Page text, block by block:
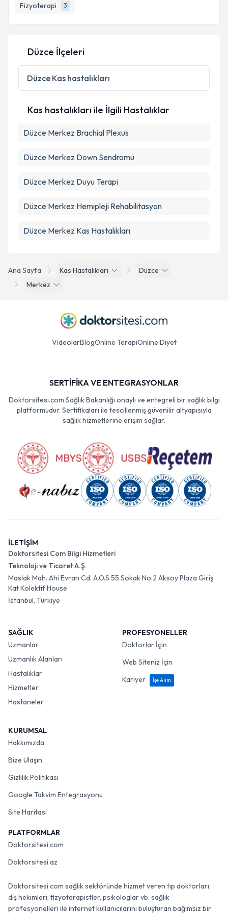
Fizyoterapi
3
E-posta Adresiniz
Kişisel verilerimin işlenmesine ilişkinAydınlatma
Metni 'ni okudum ve kişisel verilerimin belirtilen
kapsamda işlenmesini kabul ediyorum.
Takvim Talebini Gönder
Ana Sayfa Kas Hastaliklari
Düzce
Merkez
Düzce İlçeleri
Düzce Kas hastalıkları
Kas hastalıkları ile İlgili Hastalıklar
Düzce Merkez Brachial Plexus
Düzce Merkez Down Sendromu
Düzce Merkez Duyu Terapi
Düzce Merkez Hemipleji Rehabilitasyon
Düzce Merkez Kas Hastalıkları
VideolarBlogOnline TerapiOnline Diyet
SERTİFİKA VE ENTEGRASYONLAR
Doktorsitesi.com Sağlık Bakanlığı onaylı ve entegreli bir sağlık bilgi
platformudur. Sertifikaları ile tescillenmiş güvenilir altyapısıyla
sağlık hizmetlerine erişim sağlar.
İLETİŞİM
Doktorsitesi Com Bilgi Hizmetleri
Teknoloji ve Ticaret A.Ş.
Maslak Mah. Ahi Evran Cd. A.O.S 55 Sokak No:2 Aksoy Plaza Giriş
Kat Kolektif House
İstanbul, Türkiye
SAĞLIK
Uzmanlar
Uzmanlık Alanları
Hastalıklar
Hizmetler
Hastaneler
PROFESYONELLER
Doktorlar İçin
Web Siteniz İçin
Kariyer
İşe Alım
KURUMSAL
Hakkımızda
Bize Ulaşın
Gizlilik Politikası
Google Takvim Entegrasyonu
Site Haritası
PLATFORMLAR
Doktorsitesi.com
Doktorsitesi.az
Doktorsitesi.com sağlık sektöründe hizmet veren tıp doktorları,
diş hekimleri, fizyoterapistler, psikologlar vb. sağlık
profesyonelleri ile internet kullanıcılarını buluşturan bağımsız bir